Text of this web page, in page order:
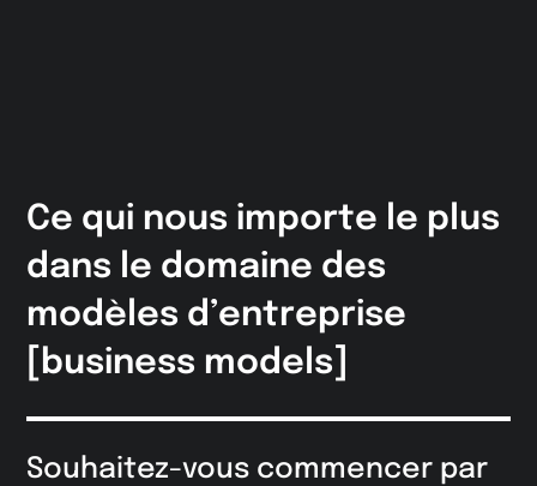
Ce qui nous importe le plus
dans le domaine des
modèles d’entreprise
[business models]
Souhaitez-vous commencer par